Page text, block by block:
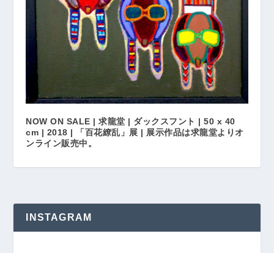
NOW ON SALE | 求龍堂 | ダックスフント | 50 x 40
cm | 2018 | 「百花繚乱」展 | 展示作品は求龍堂よりオ
ンライン販売中。
INSTAGRAM